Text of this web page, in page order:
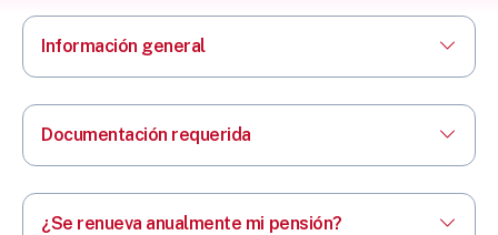
Información general
Documentación requerida
¿Se renueva anualmente mi pensión?